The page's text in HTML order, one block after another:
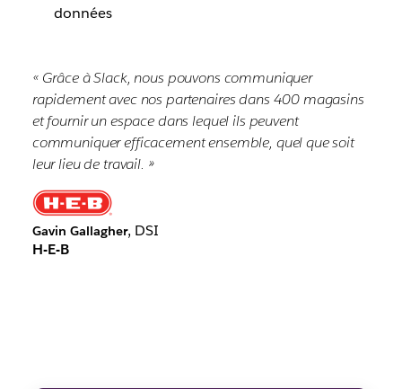
données
« Grâce à Slack, nous pouvons communiquer
rapidement avec nos partenaires dans 400 magasins
et fournir un espace dans lequel ils peuvent
communiquer efficacement ensemble, quel que soit
leur lieu de travail. »
Gavin Gallagher, DSI
H-E-B